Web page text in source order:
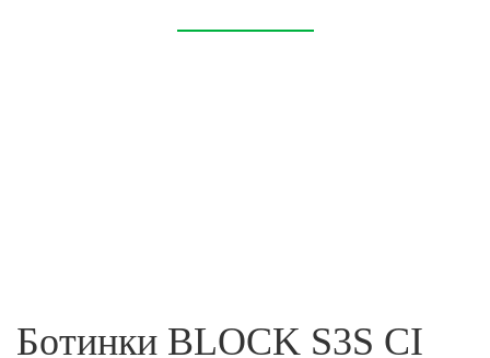
Ботинки BLOCK S3S CI